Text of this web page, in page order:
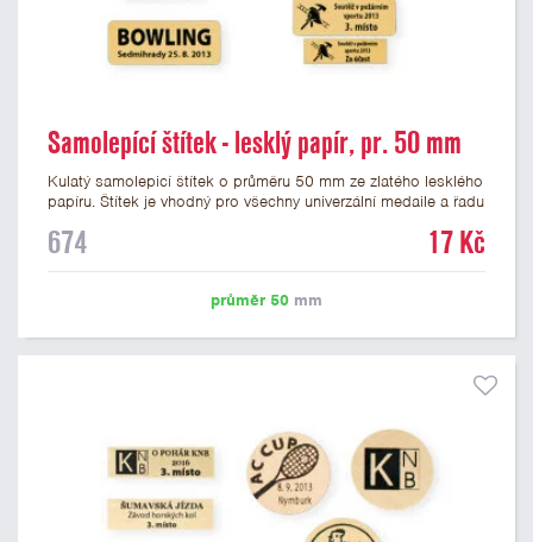
Samolepící štítek - lesklý papír, pr. 50 mm
Kulatý samolepicí štítek o průměru 50 mm ze zlatého lesklého
papíru. Štítek je vhodný pro všechny univerzální medaile a řadu
mm. Na štítek je možné vytisknout logo nebo text dle vašeho
674 17 Kč
průměr 50 mm